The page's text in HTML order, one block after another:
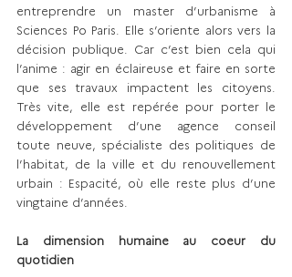
entreprendre un master d’urbanisme à
Sciences Po Paris. Elle s’oriente alors vers la
décision publique. Car c’est bien cela qui
l’anime : agir en éclaireuse et faire en sorte
que ses travaux impactent les citoyens.
Très vite, elle est repérée pour porter le
développement d’une agence conseil
toute neuve, spécialiste des politiques de
l’habitat, de la ville et du renouvellement
urbain : Espacité, où elle reste plus d’une
vingtaine d’années.
La dimension humaine au coeur du
quotidien